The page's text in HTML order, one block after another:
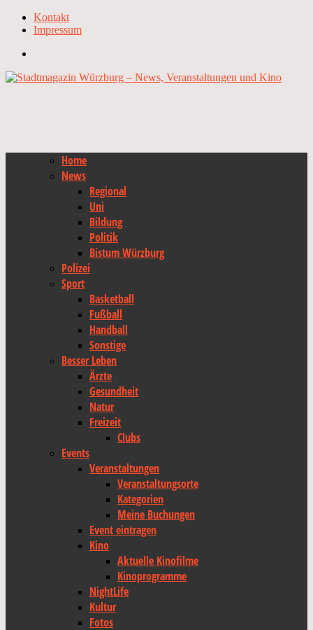
Kontakt
Impressum
Home
News
Regional
Uni
Bildung
Politik
Bistum Würzburg
Polizei
Sport
Basketball
Fußball
Handball
Sonstige
Besser Leben
Ärzte
Gesundheit
Natur
Freizeit
Clubs
Events
Veranstaltungen
Veranstaltungsorte
Kategorien
Meine Buchungen
Event eintragen
Kino
Aktuelle Kinofilme
Kinoprogramme
NightLife
Kultur
Fotos